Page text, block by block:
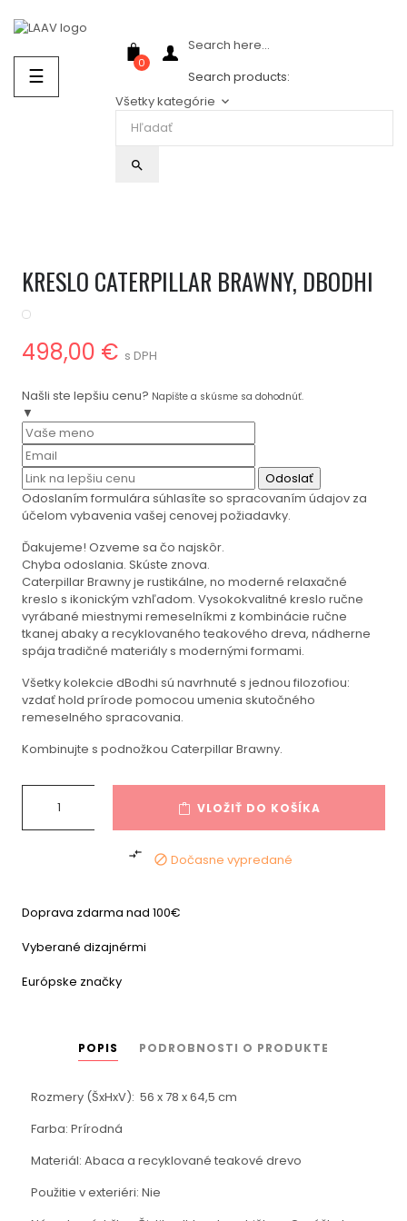
Prepnúť
navigáciu
☰
0
Search here...
Search products:
Všetky kategórie keyboard_arrow_down
search
KRESLO CATERPILLAR BRAWNY, DBODHI
498,00 € s DPH
Našli ste lepšiu cenu? Napíšte a skúsme sa dohodnúť.
▼
Odoslať
Odoslaním formulára súhlasíte so spracovaním údajov za
účelom vybavenia vašej cenovej požiadavky.
Ďakujeme! Ozveme sa čo najskôr.
Chyba odoslania. Skúste znova.
Caterpillar Brawny je rustikálne, no moderné relaxačné
kreslo s ikonickým vzhľadom. Vysokokvalitné kreslo ručne
vyrábané miestnymi remeselníkmi z kombinácie ručne
tkanej abaky a recyklovaného teakového dreva, nádherne
spája tradičné materiály s modernými formami.
Všetky kolekcie dBodhi sú navrhnuté s jednou filozofiou:
vzdať hold prírode pomocou umenia skutočného
remeselného spracovania.
Kombinujte s podnožkou Caterpillar Brawny.
VLOŽIŤ DO KOŠÍKA
  Dočasne vypredané
Doprava zdarma nad 100€
Vyberané dizajnérmi
Európske značky
POPIS PODROBNOSTI O PRODUKTE
Rozmery (ŠxHxV): 56 x 78 x 64,5 cm
Farba: Prírodná
Materiál: Abaca a recyklované teakové drevo
Použitie v exteriéri: Nie